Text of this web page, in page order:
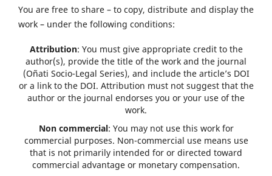
You are free to share – to copy, distribute and display the
work – under the following conditions:
Attribution: You must give appropriate credit to the
author(s), provide the title of the work and the journal
(Oñati Socio-Legal Series), and include the article’s DOI
or a link to the DOI. Attribution must not suggest that the
author or the journal endorses you or your use of the
work.
Non commercial: You may not use this work for
commercial purposes. Non-commercial use means use
that is not primarily intended for or directed toward
commercial advantage or monetary compensation.